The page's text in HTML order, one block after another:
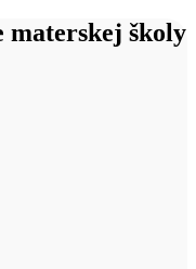
materskej školy